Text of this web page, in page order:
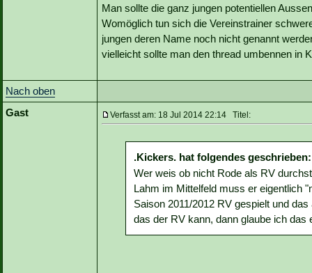
Man sollte die ganz jungen potentiellen
Womöglich tun sich die Vereinstrainer
jungen deren Name noch nicht genannt
vielleicht sollte man den thread umbennen in
Nach oben
Gast
Verfasst am: 18 Jul 2014 22:14 Titel:
.Kickers. hat folgendes geschrieben:
Wer weis ob nicht Rode als RV
Lahm im Mittelfeld muss er eigentlich
Saison 2011/2012 RV gespielt und
das der RV kann, dann glaube ich das